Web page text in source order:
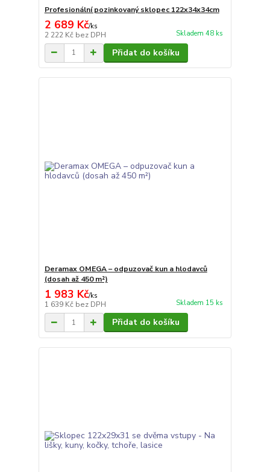
Profesionální pozinkovaný sklopec 122x34x34cm
2 689 Kč/ks
2 222 Kč bez DPH Skladem 48 ks
Přidat do košíku
Deramax OMEGA – odpuzovač kun a hlodavců
(dosah až 450 m²)
1 983 Kč/ks
1 639 Kč bez DPH Skladem 15 ks
Přidat do košíku